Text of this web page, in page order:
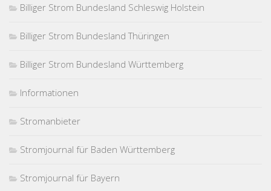
Billiger Strom Bundesland Schleswig Holstein
Billiger Strom Bundesland Thüringen
Billiger Strom Bundesland Württemberg
Informationen
Stromanbieter
Stromjournal für Baden Württemberg
Stromjournal für Bayern